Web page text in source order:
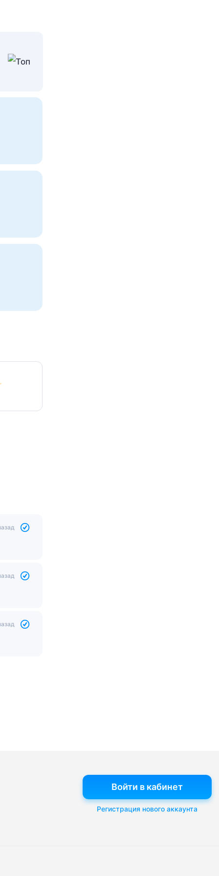
Войти в кабинет
Регистрация нового аккаунта